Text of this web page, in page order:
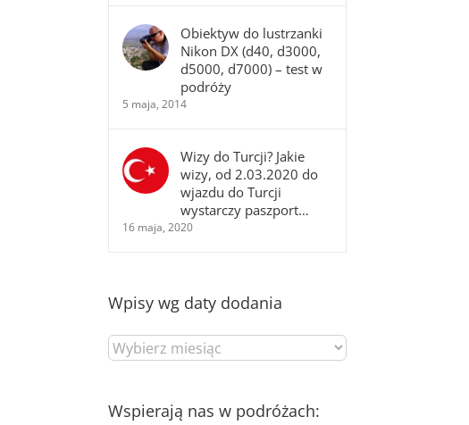
Obiektyw do lustrzanki
Nikon DX (d40, d3000,
d5000, d7000) – test w
podróży
5 maja, 2014
Wizy do Turcji? Jakie
wizy, od 2.03.2020 do
wjazdu do Turcji
wystarczy paszport…
16 maja, 2020
Wpisy wg daty dodania
Wpisy
wg
Wspierają nas w podróżach: